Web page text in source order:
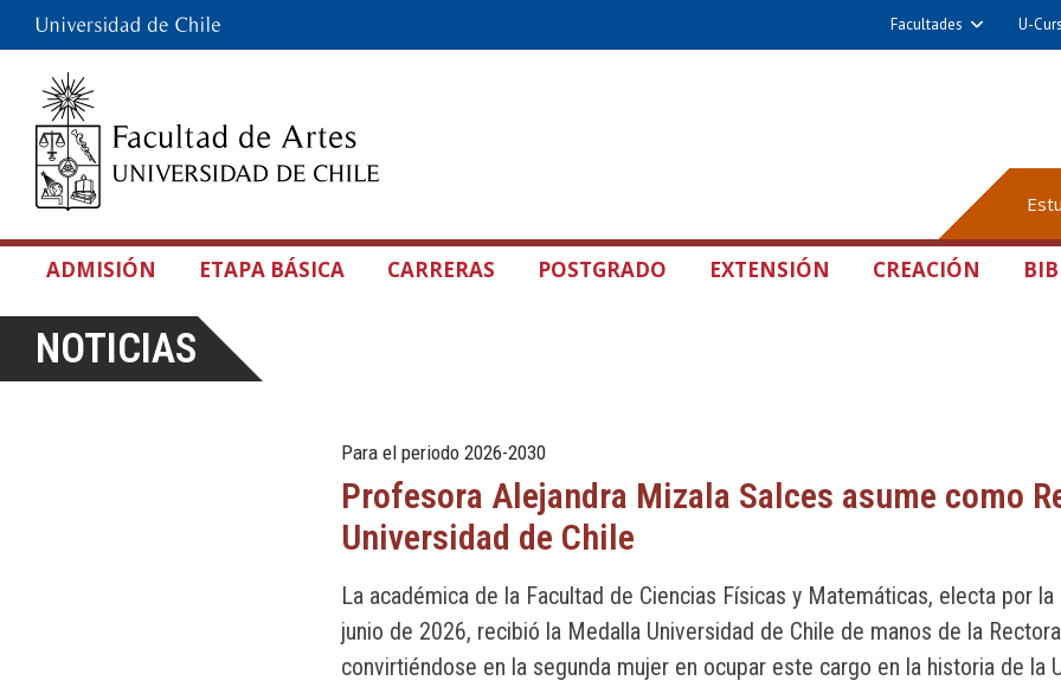
Facultades U-
ADMISIÓN ETAPA BÁSICA CARRERAS POSTGRADO EXTENSIÓN CREACIÓN
NOTICIAS
Para el periodo 2026-2030
Profesora Alejandra Mizala Salces asume como
Universidad de Chile
La académica de la Facultad de Ciencias Físicas y Matemáticas, electa por
junio de 2026, recibió la Medalla Universidad de Chile de manos de la
convirtiéndose en la segunda mujer en ocupar este cargo en la historia de la